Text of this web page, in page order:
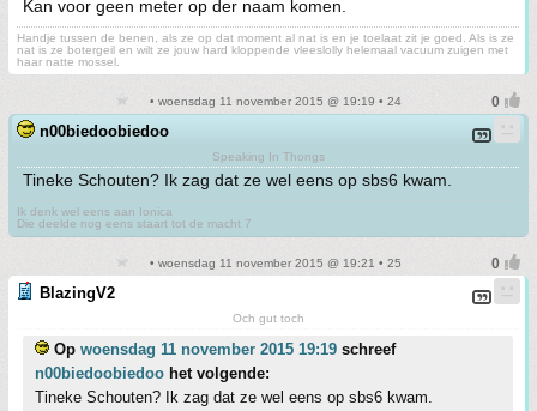
Kan voor geen meter op der naam komen.
Handje tussen de benen, als ze op dat moment al nat is en je toelaat zit je goed. Als is ze
nat is ze botergeil en wilt ze jouw hard kloppende vleeslolly helemaal vacuum zuigen met
haar natte mossel.
• woensdag 11 november 2015 @ 19:19 • 24
n00biedoobiedoo
Speaking In Thongs
Tineke Schouten? Ik zag dat ze wel eens op sbs6 kwam.
Ik denk wel eens aan Ionica
Die deelde nog eens staart tot de macht 7
• woensdag 11 november 2015 @ 19:21 • 25
BlazingV2
Och gut toch
Op woensdag 11 november 2015 19:19 schreef
n00biedoobiedoo het volgende:
Tineke Schouten? Ik zag dat ze wel eens op sbs6 kwam.